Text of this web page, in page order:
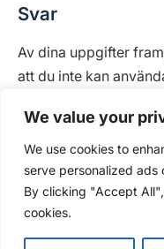
We value your
We use cookies to
serve personalized
By clicking "Accept
cookies.
Svar
Av dina uppgifter
att du inte kan
https://github.com/
Microsofts egna PC
exakt svar.
En gissning utifrån
hårddisk är mbr-